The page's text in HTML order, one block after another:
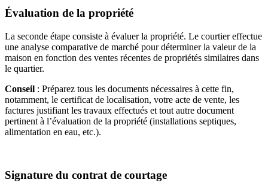
Évaluation de la propriété
La seconde étape consiste à évaluer la propriété. Le courtier effectue
une analyse comparative de marché pour déterminer la valeur de la
maison en fonction des ventes récentes de propriétés similaires dans
le quartier.
Conseil : Préparez tous les documents nécessaires à cette fin,
notamment, le certificat de localisation, votre acte de vente, les
factures justifiant les travaux effectués et tout autre document
pertinent à l’évaluation de la propriété (installations septiques,
alimentation en eau, etc.).
Signature du contrat de courtage